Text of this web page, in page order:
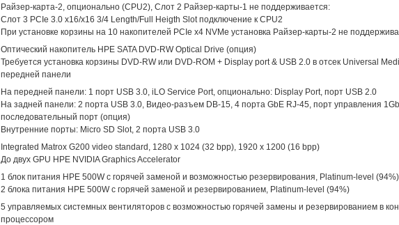
Райзер-карта-2, опционально (CPU2), Слот 2 Райзер-карты-1 не поддерживается:
Слот 3 PCIe 3.0 x16/x16 3/4 Length/Full Heigth Slot подключение к CPU2
При установке корзины на 10 накопителей PCIe x4 NVMe установка Райзер-карты-2 не
Оптический накопитель HPE SATA DVD-RW Optical Drive (опция)
Требуется установка корзины DVD-RW или DVD-ROM + Display port & USB 2.0 в отсек Universal
передней панели
На передней панели: 1 порт USB 3.0, iLO Service Port, опционально: Display Port, порт USB 2.0
На задней панели: 2 порта USB 3.0, Видео-разъем DB-15, 4 порта GbE RJ-45, порт управления
последовательный порт (опция)
Внутренние порты: Micro SD Slot, 2 порта USB 3.0
Integrated Matrox G200 video standard, 1280 x 1024 (32 bpp), 1920 x 1200 (16 bpp)
До двух GPU HPE NVIDIA Graphics Accelerator
1 блок питания HPE 500W с горячей заменой и возможностью резервирования, Platinum-level
2 блока питания HPE 500W с горячей заменой и резервированием, Platinum-level (94%)
5 управляемых системных вентиляторов с возможностью горячей замены и резервированием в
процессором